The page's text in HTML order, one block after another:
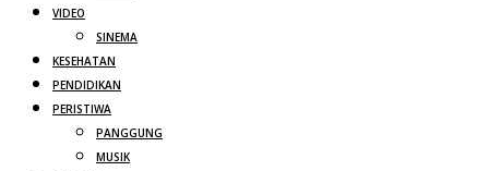
VIDEO
SINEMA
KESEHATAN
PENDIDIKAN
PERISTIWA
PANGGUNG
MUSIK